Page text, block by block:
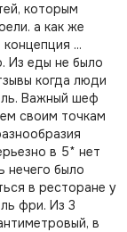
которым
а как же
...
Из еды не было
когда люди
Важный шеф
своим точкам
в 5* нет
нечего было
в ресторане у
фри. Из 3
в